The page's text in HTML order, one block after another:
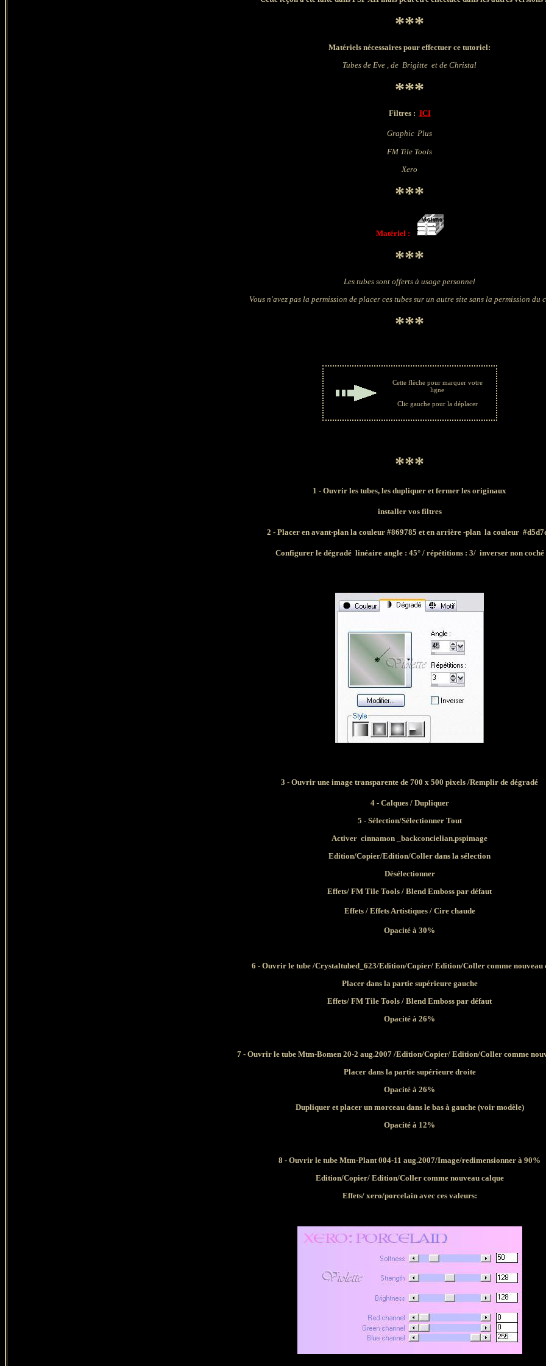
***
Matériels nécessaires pour effectuer ce tutoriel:
Tubes de Eve , de Brigitte et de Christal
***
Filtres : ICI
Graphic Plus
FM Tile Tools
Xero
***
Matériel :
***
Les tubes sont offerts à usage personnel
Vous n'avez pas la permission de placer ces tubes sur un autre site sans la permission du
***
Cette flèche pour marquer votre
ligne
Clic gauche pour la déplacer
***
1 - Ouvrir les tubes, les dupliquer et fermer les originaux
installer vos filtres
2 - Placer en avant-plan la couleur #869785 et en arrière -plan la couleur
Configurer le dégradé linéaire angle : 45° / répétitions : 3/ inverser non coché
3 - Ouvrir une image transparente de 700 x 500 pixels /Remplir de dégradé
4 - Calques / Dupliquer
5 - Sélection/Sélectionner Tout
Activer cinnamon _backconcielian.pspimage
Edition/Copier/Edition/Coller dans la sélection
Désélectionner
Effets/ FM Tile Tools / Blend Emboss par défaut
Effets / Effets Artistiques / Cire chaude
Opacité à 30%
6 - Ouvrir le tube /Crystaltubed_623/Edition/Copier/ Edition/Coller comme nouveau
Placer dans la partie supérieure gauche
Effets/ FM Tile Tools / Blend Emboss par défaut
Opacité à 26%
7 - Ouvrir le tube Mtm-Bomen 20-2 aug.2007 /Edition/Copier/ Edition/Coller comme
Placer dans la partie supérieure droite
Opacité à 26%
Dupliquer et placer un morceau dans le bas à gauche (voir modèle)
Opacité à 12%
8 - Ouvrir le tube Mtm-Plant 004-11 aug.2007/Image/redimensionner à 90%
Edition/Copier/ Edition/Coller comme nouveau calque
Effets/ xero/porcelain avec ces valeurs: